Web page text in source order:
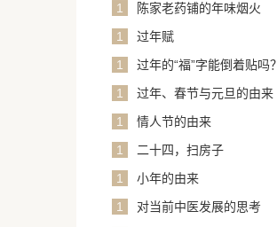
1
陈家老药铺的年味烟火
1
过年赋
1
过年的“福”字能倒着贴吗？
1
过年、春节与元旦的由来
1
情人节的由来
1
二十四，扫房子
1
小年的由来
1
对当前中医发展的思考